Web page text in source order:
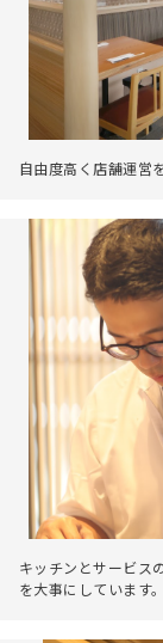
自由度高く店舗運営
キッチンとサービス
を大事にしています。